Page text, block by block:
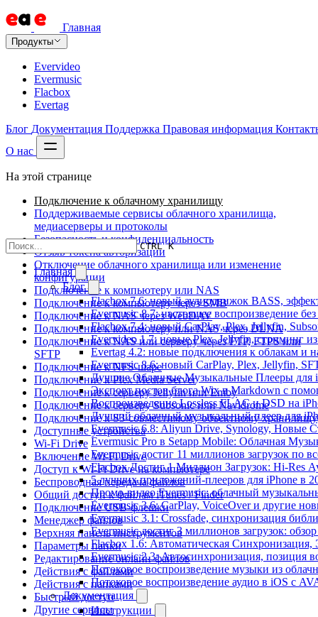
Главная
Продукты
Evervideo
Evermusic
Flacbox
Evertag
Блог Документация Поддержка Правовая информация
О нас
CTRL K
Главная
Блог
Flacbox 7.6: новый аудиодвижок BASS,
Evermusic 8.7: настоящее воспроизведение
Flacbox 7.4: новый CarPlay, Plex, Jellyfin,
Evervideo 1.7: новые Plex, Jellyfin, стриминг
Evertag 4.2: новые подключения к облакам и
Evermusic 8.6: новый CarPlay, Plex, Jellyfin,
Лучшие Облачные Музыкальные Плееры для
Экспорт постов блога Wix в Markdown с
Воспроизведение Lossless FLAC и DSD на
Лучший облачный музыкальный плеер для
Evermusic 6.8: Aliyun Drive, Synology, Новые
Evermusic Pro в Setapp Mobile: Облачная
Evermusic достиг 11 миллионов загрузок по
Flacbox Достиг 1 Миллион Загрузок: Hi-Res
5 лучших приложений-плееров для iPhone в
Промо-видео Evermusic: облачный
Evermusic 3.6: CarPlay, VoiceOver и другие
Evermusic 3.1: Crossfade, синхронизация
Evermusic достиг 3 миллионов загрузок:
Flacbox 1.6: Автоматическая
Evermusic 2.3: Автосинхронизация, позиция
Потоковое воспроизведение музыки из
Потоковое воспроизведение аудио в iOS с
Документация
Инструкции
На этой странице
Подключение к облачному хранилищу
Поддерживаемые сервисы облачного хранилища,
медиасерверы и протоколы
Безопасность и конфиденциальность
Отзыв токена авторизации
Отключение облачного хранилища или изменение
конфигурации
Подключение к компьютеру или NAS
Подключение к компьютеру через SMB
Подключение к NAS через WebDAV
Подключение к компьютеру или NAS через DLNA
Подключение к NAS или серверу через FTP, FTPS или
SFTP
Подключение к NFS-шаре
Подключение к Plex Media Server
Подключение к серверу Jellyfin или Emby
Подключение к серверу Subsonic или Navidrome
Подключение к S3-совместимому объектному хранилищу
Доступные устройства
Wi-Fi Drive
Включение Wi-Fi Drive
Доступ к Wi-Fi Drive на компьютере
Беспроводная передача файлов
Общий доступ к файлам iTunes / Finder
Подключение USB-флешки
Менеджер файлов
Верхняя панель инструментов
Параметры папки
Редактирование онлайн-файлов
Действия с файлами
Действия с папками
Быстрый доступ
Другие сервисы